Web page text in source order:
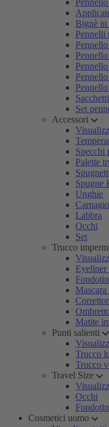
Bignè
Pennelli
Set
Accessori
Specchi
Palette
Spugne
Unghie
Labbra
Occhi
Set
Trucco
Matite
Punti salienti
Trucco
Trucco
Travel Size
Occhi
Cosmetici uomo